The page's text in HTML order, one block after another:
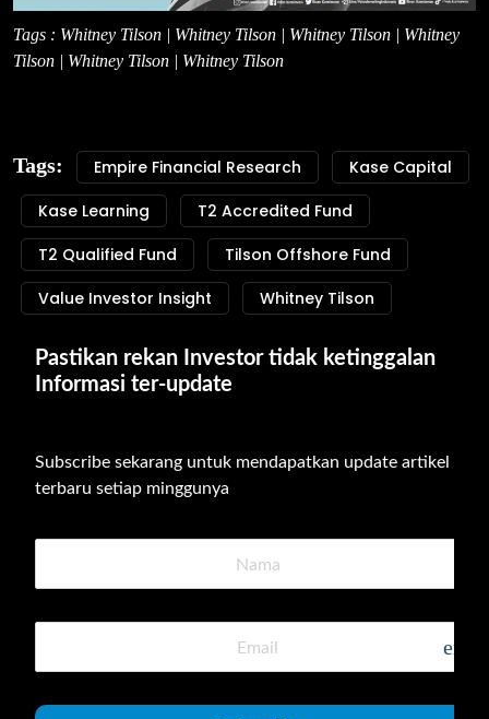
Tags : Whitney Tilson | Whitney Tilson | Whitney Tilson | Whitney
Tilson | Whitney Tilson | Whitney Tilson
Tags: Empire Financial Research
Kase Capital
Kase Learning
T2 Accredited Fund
T2 Qualified Fund
Tilson Offshore Fund
Value Investor Insight
Whitney Tilson
Pastikan rekan Investor tidak ketinggalan
Informasi ter-update
Subscribe sekarang untuk mendapatkan update artikel
terbaru setiap minggunya